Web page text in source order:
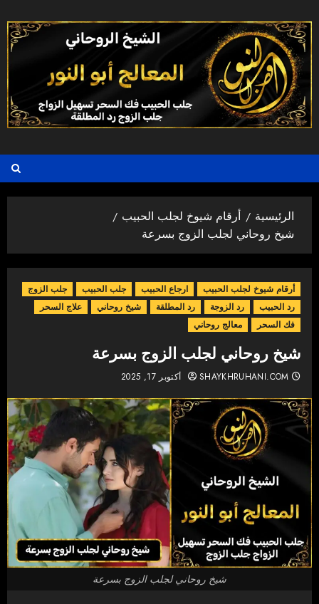
إلى
المحتوى
الرئيسية
أرقام شيوخ لجلب الحبيب
شيخ روحاني لجلب الزوج بسرعة
أرقام شيوخ لجلب الحبيب ارجاع الحبيب جلب الحبيب
جلب الزوج
رد الحبيب
رد الزوجة رد المطلقة شيخ روحاني
علاج السحر
فك السحر
معالج روحاني
شيخ روحاني لجلب الزوج بسرعة
SHAYKHRUHANI.COM أكتوبر 17, 2025
شيخ روحاني لجلب الزوج بسرعة